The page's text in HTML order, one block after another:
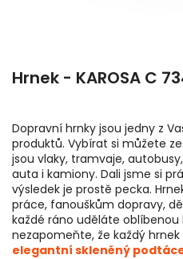
Hrnek - KAROSA C
Dopravní hrnky jsou jedny z
produktů. Vybírat si můžete
jsou vlaky, tramvaje,
auta i kamiony. Dali jsme si
výsledek je prostě pecka.
práce, fanouškům dopravy,
každé ráno uděláte oblíbenou
nezapomeňte, že každý
elegantní skleněný